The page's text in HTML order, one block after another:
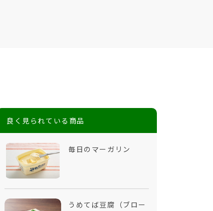
良く見られている商品
毎日のマーガリン
うめてば豆腐（ブロー